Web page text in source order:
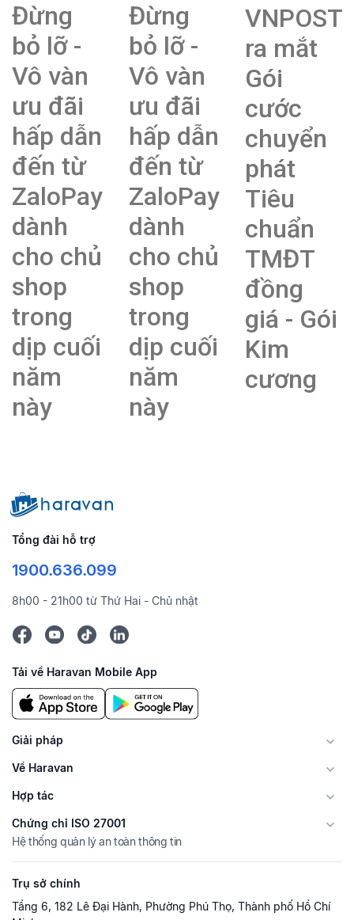
Đừng
bỏ lỡ -
Vô vàn
ưu đãi
hấp dẫn
đến từ
ZaloPay
dành
cho chủ
shop
trong
dịp cuối
năm
này
Đừng
bỏ lỡ -
Vô vàn
ưu đãi
hấp dẫn
đến từ
ZaloPay
dành
cho chủ
shop
trong
dịp cuối
năm
này
VNPOST
ra mắt
Gói
cước
chuyển
phát
Tiêu
chuẩn
TMĐT
đồng
giá - Gói
Kim
cương
Tổng đài hỗ trợ
1900.636.099
8h00 - 21h00 từ Thứ Hai - Chủ nhật
Tải về Haravan Mobile App
Giải pháp
Về Haravan
Hợp tác
Chứng chỉ ISO 27001
Hệ thống quản lý an toàn thông tin
Trụ sở chính
Tầng 6, 182 Lê Đại Hành, Phường Phú Thọ, Thành phố Hồ Chí